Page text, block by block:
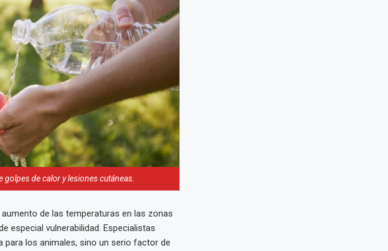
de calor y lesiones cutáneas.
de las temperaturas en las zonas
especial vulnerabilidad. Especialistas
los animales, sino un serio factor de